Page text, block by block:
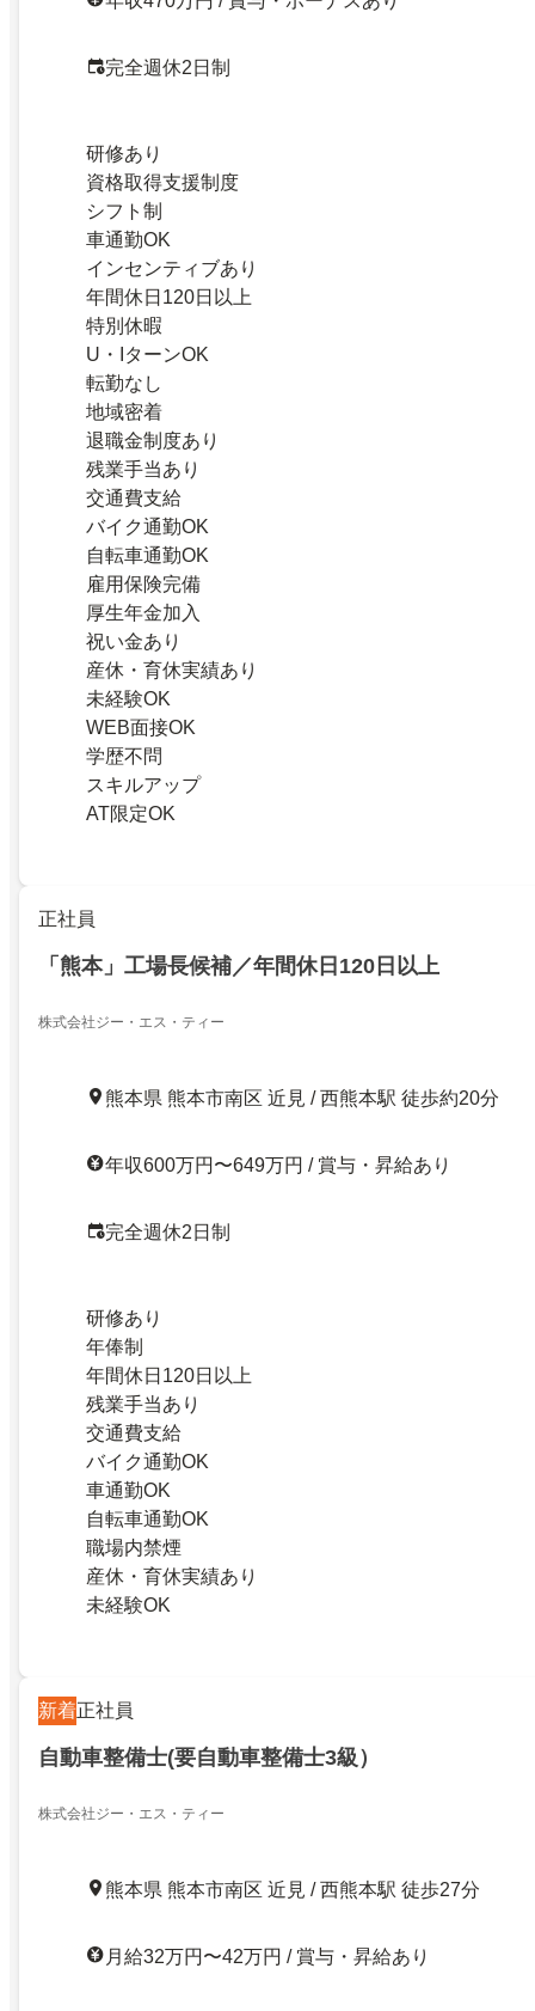
完全週休2日制
研修あり
資格取得支援制度
シフト制
車通勤OK
インセンティブあり
年間休日120日以上
特別休暇
U・IターンOK
転勤なし
地域密着
退職金制度あり
残業手当あり
交通費支給
バイク通勤OK
自転車通勤OK
雇用保険完備
厚生年金加入
祝い金あり
産休・育休実績あり
未経験OK
WEB面接OK
学歴不問
スキルアップ
AT限定OK
正社員
「熊本」工場長候補／年間休日120日以上
株式会社ジー・エス・ティー
熊本県 熊本市南区 近見 / 西熊本駅 徒歩約20分
年収600万円〜649万円 / 賞与・昇給あり
完全週休2日制
研修あり
年俸制
年間休日120日以上
残業手当あり
交通費支給
バイク通勤OK
車通勤OK
自転車通勤OK
職場内禁煙
産休・育休実績あり
未経験OK
新着正社員
自動車整備士(要自動車整備士3級）
株式会社ジー・エス・ティー
熊本県 熊本市南区 近見 / 西熊本駅 徒歩27分
月給32万円〜42万円 / 賞与・昇給あり